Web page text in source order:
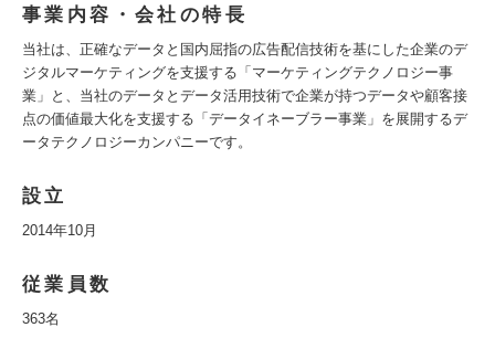
事業内容・会社の特長
当社は、正確なデータと国内屈指の広告配信技術を基にした企業のデ
ジタルマーケティングを支援する「マーケティングテクノロジー事
業」と、当社のデータとデータ活用技術で企業が持つデータや顧客接
点の価値最大化を支援する「データイネーブラー事業」を展開するデ
ータテクノロジーカンパニーです。
設立
2014年10月
従業員数
363名